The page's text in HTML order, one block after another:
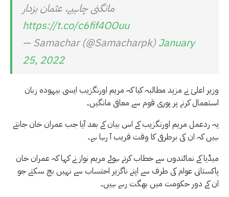
مانگنی چاہیے، عثمان بزدار
https://t.co/c6fif4OOuu
— Samachar (@Samacharpk) January
25, 2022
وزیر اعلیٰ نے مزید مطالبہ کیا کہ مریم اورنگزیب ایسی بیہودہ زبان
استعمال کرنے پر پوری قوم سے معافی مانگیں۔
یہ ردعمل مریم اورنگزیب کے اس بیان کے بعد آیا جب عمران خان جانتے
ہیں کہ ان کی برطرفی کا وقت قریب آ رہا ہے۔
میڈیا کے نمائندوں سے خطاب کرتے ہوئے مریم نواز نے کہا کہ عمران خان
پاکستانی عوام کی طرف سے اپنے ناگزیر احتساب سے نہیں بچ سکتے جو
ان کے دور حکومت میں بھگت رہے ہیں۔